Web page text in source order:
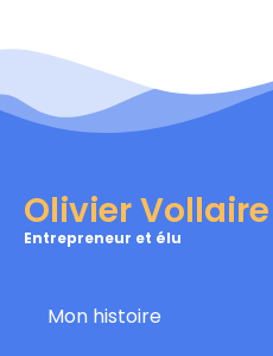
Olivier Vollaire
Entrepreneur et élu
Mon histoire